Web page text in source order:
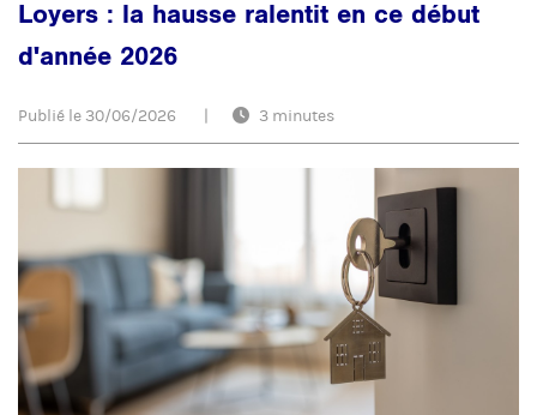
Loyers : la hausse ralentit en ce début
d'année 2026
Publié le 30/06/2026 | 3 minutes